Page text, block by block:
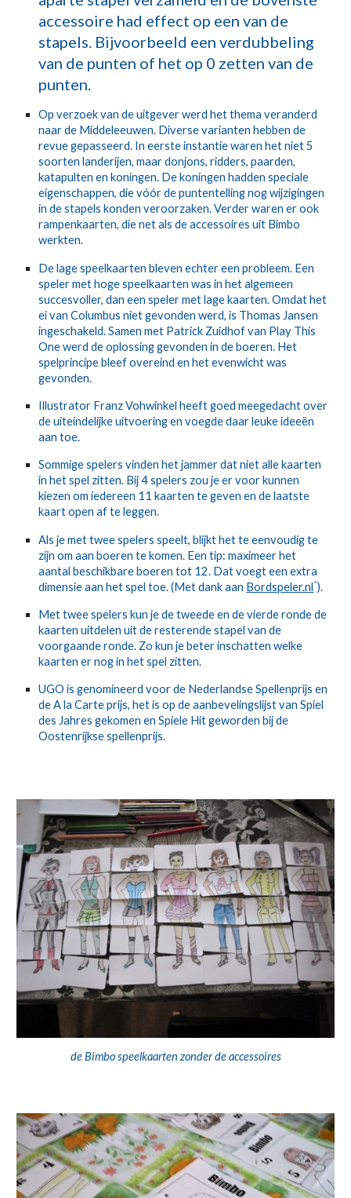
accessoire had effect op een van de
stapels. Bijvoorbeeld een verdubbeling
van de punten of het op 0 zetten van de
punten.
Op verzoek van de uitgever werd het thema veranderd
naar de Middeleeuwen. Diverse varianten hebben de
revue gepasseerd. In eerste instantie waren het niet 5
soorten landerijen, maar donjons, ridders, paarden,
katapulten en koningen. De koningen hadden speciale
eigenschappen, die vóór de puntentelling nog wijzigingen
in de stapels konden veroorzaken. Verder waren er ook
rampenkaarten, die net als de accessoires uit Bimbo
werkten.
De lage speelkaarten bleven echter een probleem. Een
speler met hoge speelkaarten was in het algemeen
succesvoller, dan een speler met lage kaarten. Omdat het
ei van Columbus niet gevonden werd, is Thomas Jansen
ingeschakeld. Samen met Patrick Zuidhof van Play This
One werd de oplossing gevonden in de boeren. Het
spelprincipe bleef overeind en het evenwicht was
gevonden.
Illustrator Franz Vohwinkel heeft goed meegedacht over
de uiteindelijke uitvoering en voegde daar leuke ideeën
aan toe.
Sommige spelers vinden het jammer dat niet alle kaarten
in het spel zitten. Bij 4 spelers zou je er voor kunnen
kiezen om iedereen 11 kaarten te geven en de laatste
kaart open af te leggen.
Als je met twee spelers speelt, blijkt het te eenvoudig te
zijn om aan boeren te komen. Een tip: maximeer het
aantal beschikbare boeren tot 12. Dat voegt een extra
dimensie aan het spel toe. (Met dank aan Bordspeler.nl^).
Met twee spelers kun je de tweede en de vierde ronde de
kaarten uitdelen uit de resterende stapel van de
voorgaande ronde. Zo kun je beter inschatten welke
kaarten er nog in het spel zitten.
UGO is genomineerd voor de Nederlandse Spellenprijs en
de A la Carte prijs, het is op de aanbevelingslijst van Spiel
des Jahres gekomen en Spiele Hit geworden bij de
Oostenrijkse spellenprijs.
de Bimbo speelkaarten zonder de accessoires